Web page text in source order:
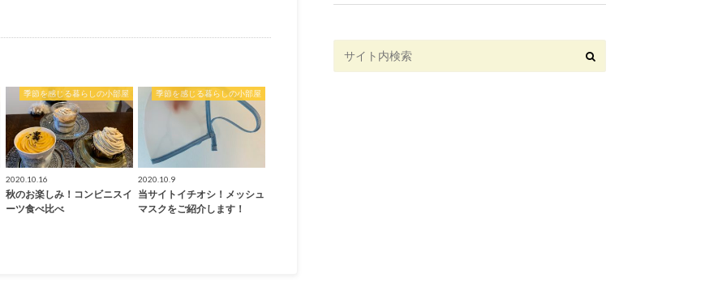
季節を感じる暮らしの小部屋
2020.10.16
秋のお楽しみ！コンビニスイ
ーツ食べ比べ
季節を感じる暮らしの小部屋
2020.10.9
当サイトイチオシ！メッシュ
マスクをご紹介します！